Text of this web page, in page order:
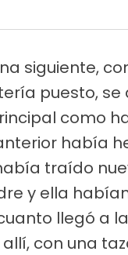
siguiente,
puesto, se
como
había
traído
y ella
llegó a
con una